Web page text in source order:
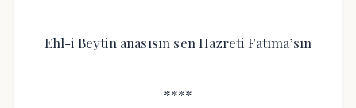
Ehl-i Beytin anasısın sen Hazreti Fatıma’sın
****